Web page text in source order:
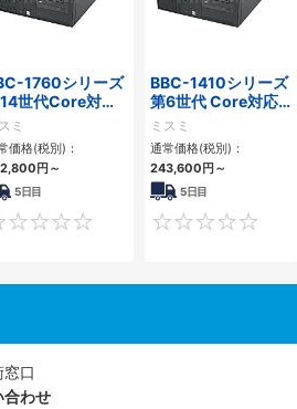
0
1760シリーズ
世代Core対応
フロアマウント
ミ
価格(税別)：
円～
5日目
0
BBC-1410シリーズ
第6世代 Core対応フ
ロアマウントFAPC
3PCI・3PCIe
ミスミ
通常価格(税別)：
243,600円～
5日目
口
合わせ